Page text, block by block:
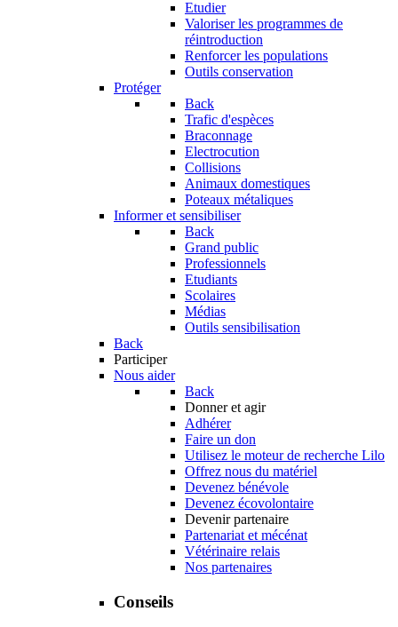
Etudier
Valoriser les programmes de
réintroduction
Renforcer les populations
Outils conservation
Protéger
Back
Trafic d'espèces
Braconnage
Electrocution
Collisions
Animaux domestiques
Poteaux métaliques
Informer et sensibiliser
Back
Grand public
Professionnels
Etudiants
Scolaires
Médias
Outils sensibilisation
Back
Participer
Nous aider
Back
Donner et agir
Adhérer
Faire un don
Utilisez le moteur de recherche Lilo
Offrez nous du matériel
Devenez bénévole
Devenez écovolontaire
Devenir partenaire
Partenariat et mécénat
Vétérinaire relais
Nos partenaires
Conseils